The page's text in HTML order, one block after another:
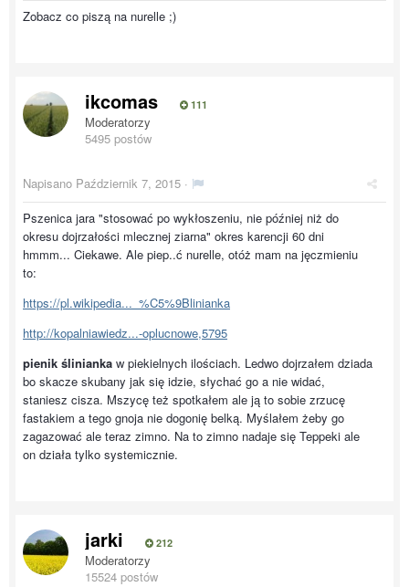
Zobacz co piszą na nurelle ;)
ikcomas 111
Moderatorzy
5495 postów
Napisano Październik 7, 2015 ·
Pszenica jara "stosować po wykłoszeniu, nie później niż do
okresu dojrzałości mlecznej ziarna" okres karencji 60 dni
hmmm... Ciekawe. Ale piep..ć nurelle, otóż mam na jęczmieniu
to:
https://pl.wikipedia..._%C5%9Blinianka
http://kopalniawiedz...-oplucnowe,5795
pienik ślinianka w piekielnych ilościach. Ledwo dojrzałem dziada
bo skacze skubany jak się idzie, słychać go a nie widać,
staniesz cisza. Mszycę też spotkałem ale ją to sobie zrzucę
fastakiem a tego gnoja nie dogonię belką. Myślałem żeby go
zagazować ale teraz zimno. Na to zimno nadaje się Teppeki ale
on działa tylko systemicznie.
jarki 212
Moderatorzy
15524 postów